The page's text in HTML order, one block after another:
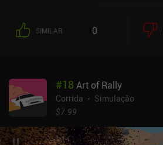
SIMILAR 0
#18 Art of Rally
Corrida
Simulação
$7.99